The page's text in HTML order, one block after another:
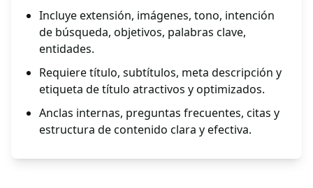
Incluye extensión, imágenes, tono, intención
de búsqueda, objetivos, palabras clave,
entidades.
Requiere título, subtítulos, meta descripción y
etiqueta de título atractivos y optimizados.
Anclas internas, preguntas frecuentes, citas y
estructura de contenido clara y efectiva.